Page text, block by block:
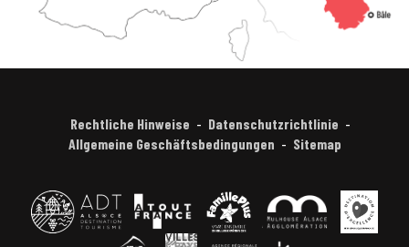
Rechtliche Hinweise
Datenschutzrichtlinie
Allgemeine Geschäftsbedingungen
Sitemap